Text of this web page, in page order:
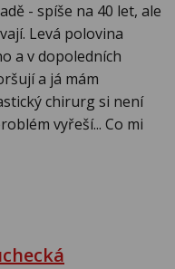
- spíše na 40 let, ale
Levá polovina
a v dopoledních
a já mám
chirurg si není
vyřeší... Co mi